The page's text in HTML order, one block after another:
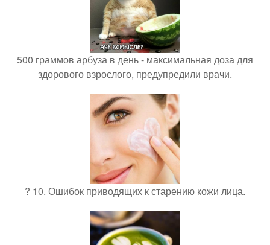
500 граммов арбуза в день - максимальная доза для
здорового взрослого, предупредили врачи.
? 10. Ошибок приводящих к старению кожи лица.